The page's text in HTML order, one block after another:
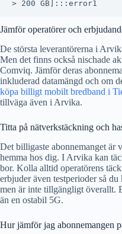
Jämför operatörer och
De största leverantörerna i
Men det finns också nischade
Comviq. Jämför deras
inkluderad datamängd och om
köpa billigt mobilt bredband i
tillväga även i Arvika.
Titta på nätverkstäckning och
Det billigaste abonnemanget är
hemma hos dig. I Arvika kan
bor. Kolla alltid operatörens
erbjuder även testperioder så
men är inte tillgängligt överallt.
än en ostabil 5G.
Hur jämför jag abonnemangen